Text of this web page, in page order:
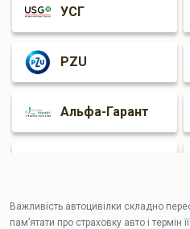
Рівне УСГ
PZU
Альфа-Гарант
АРКС
Важливість автоцивілки складно
памʼятати про страховку авто і термін